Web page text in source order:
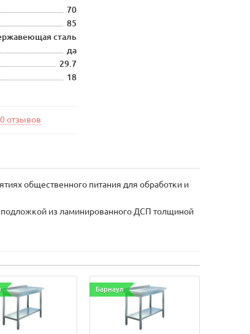
70
85
сталь
да
29.7
18
0 отзывов
общественного питания для обработки и
подложкой из ламинированного ДСП толщиной
Барнаул